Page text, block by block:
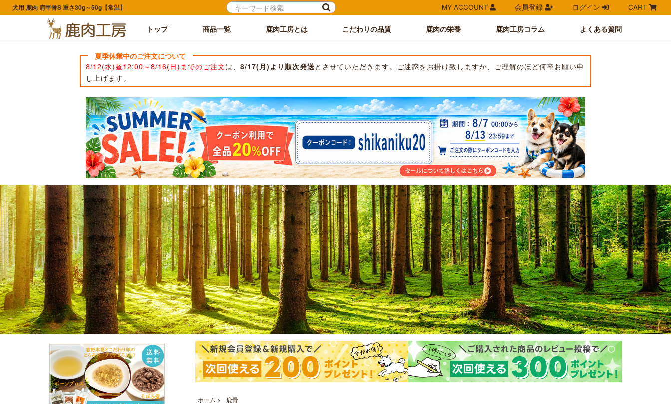
犬用 鹿肉 肩甲骨S 重さ30g～50g【常温】 MY ACCOUNT 会員登録 ログイン CART
トップ 商品一覧 鹿肉工房とは こだわりの品質 鹿肉の栄養 鹿肉工房コラム よくある質問
夏季休業中のご注文について
8/12(水)昼12:00～8/16(日)までのご注文は、 8/17(月)より順次発送とさせていただきます。ご迷惑をお掛け致しますが、ご理解のほど何卒お願い申
し上げます。
ホーム > 鹿骨